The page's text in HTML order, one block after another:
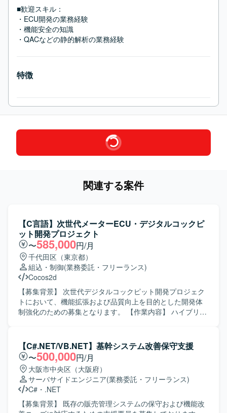
■歓迎スキル：
・ECU開発の業務経験
・機能安全の知識
・QACなどの静的解析の業務経験
特徴
関連する案件
【C言語】次世代メーターECU・デジタルコックピ
ット開発プロジェクト
〜585,000円/月
千代田区（東京都）
組込・制御(業務委託・フリーランス)
Cocos2d
【募集背景】 次世代デジタルコックピット開発プロジェク
トにおいて、機能拡張および品質向上を目的とした開発体
制強化のための募集となります。 【作業内容】 ハイブリッ
デジタルコックピットのHMI領域において、TFT液晶画面へ
のメーター類のグラフィック表示制御、ナビ連携による簡
易地図情報やマルチメディア連携情報の表示制御、入力
IF（ステアリングスイッチ）やスマートデバイス連携機能
の開発などを担当していただきます。また、各工程での品
質担保業務にも携わっていただきます。 【求める人物像】
車載領域や組込み開発に関心を持ち、仕様や制約条件を踏
【C#.NET/VB.NET】基幹システム改善保守支援
〜500,000円/月
大阪市中央区（大阪府）
サーバサイドエンジニア(業務委託・フリーランス)
C# ・ .NET
【募集背景】 既存の販売管理システムの保守および機能改